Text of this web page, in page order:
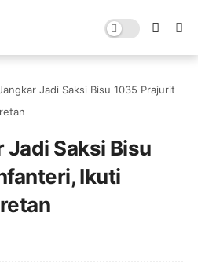
Jadi Saksi Bisu 1035 Prajurit
Jadi Saksi Bisu
Ikuti